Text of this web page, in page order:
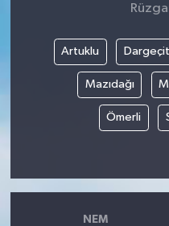
Artuklu Dargeçit
Mazıdağı
Ömerli
NEM